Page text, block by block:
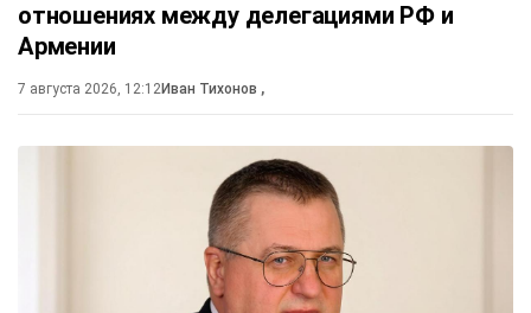
отношениях между делегациями РФ и
Армении
7 августа 2026, 12:12Иван Тихонов ,